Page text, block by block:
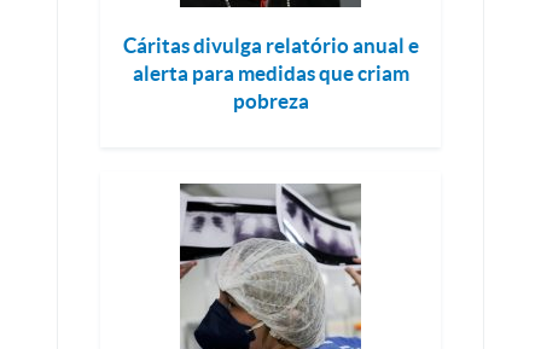
Cáritas divulga relatório anual e
alerta para medidas que criam
pobreza